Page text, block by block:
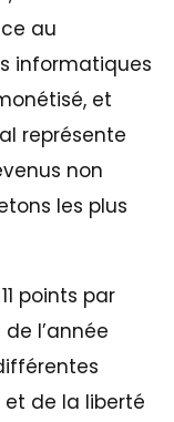
au
informatiques
et
représente
non
les plus
points par
l’année
de la liberté